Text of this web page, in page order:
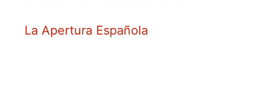
La Apertura Española